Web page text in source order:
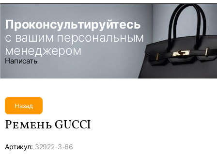
Проконсультируйтесь
с вашим персональным
менеджером
Написать
Назад
Ремень GUCCI
Артикул: 32922-3-66